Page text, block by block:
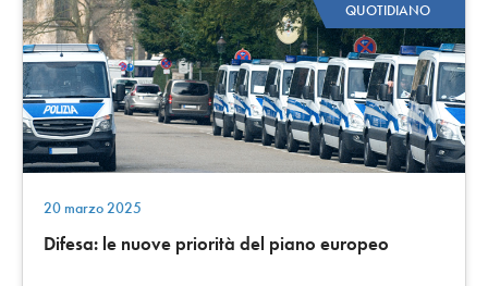
QUOTIDIANO
20 marzo 2025
Difesa: le nuove priorità del piano europeo